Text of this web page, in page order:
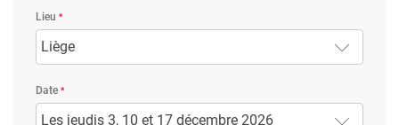
Lieu
Liège
Date
Les jeudis 3, 10 et 17 décembre 2026